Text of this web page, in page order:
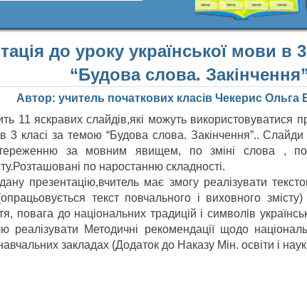
до уроку української мови в
“Будова слова.
Автор: учитель початкових класів Чекерис Ольга
11 яскравих слайдів,які можуть використовуватися
3 класі за темою “Будова слова. Закінчення”.. Слайди
за мовним явищем, по зміні слова , по
по наростанню складності.
презентацію,вчитель має змогу реалізувати
текст повчального і виховного
повага до національних традицій і символів
реалізувати Методичні рекомендації щодо
закладах (Додаток до Наказу Мін. освіти і